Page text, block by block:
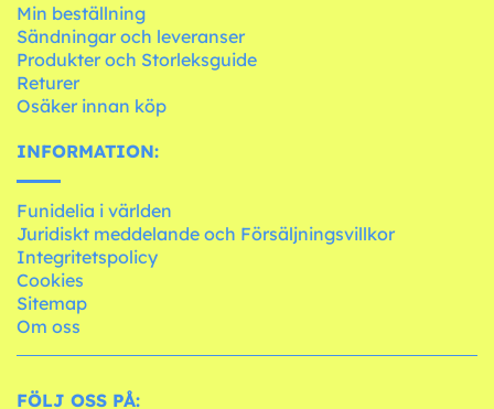
Min beställning
Sändningar och leveranser
Produkter och Storleksguide
Returer
Osäker innan köp
INFORMATION:
Funidelia i världen
Juridiskt meddelande och Försäljningsvillkor
Integritetspolicy
Cookies
Sitemap
Om oss
FÖLJ OSS PÅ: